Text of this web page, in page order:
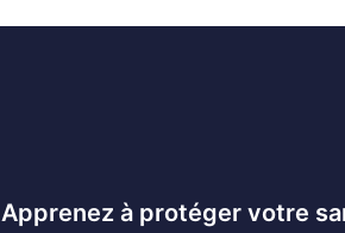
Apprenez à protéger votre